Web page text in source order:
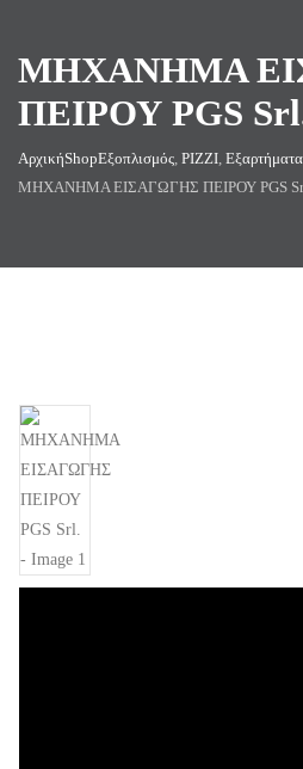
ΜΗΧΑΝΗΜΑ
ΠΕΙΡΟΥ PGS
ΑρχικήShopΕξοπλισμός PIZZI Εξαρτήματα
ΜΗΧΑΝΗΜΑ ΕΙΣΑΓΩΓΗΣ ΠΕΙΡΟΥ PGS